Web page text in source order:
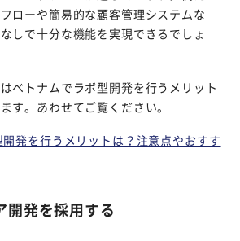
ローや簡易的な顧客管理システムな
しで十分な機能を実現できるでしょ
ベトナムでラボ型開発を行うメリット
す。あわせてご覧ください。
発を行うメリットは？注意点やおすす
開発を採用する